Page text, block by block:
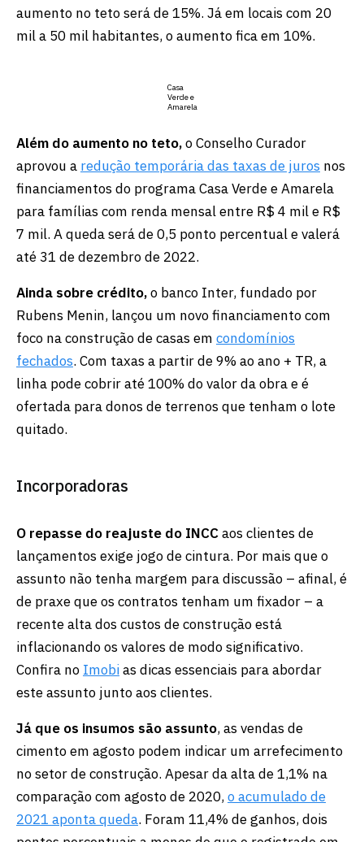
aumento no teto será de 15%. Já em locais com 20
mil a 50 mil habitantes, o aumento fica em 10%.
Casa
Verde e
Amarela
Além do aumento no teto,o Conselho Curador
aprovou a redução temporária das taxas de juros nos
financiamentos do programa Casa Verde e Amarela
para famílias com renda mensal entre R$ 4 mil e R$
7 mil. A queda será de 0,5 ponto percentual e valerá
até 31 de dezembro de 2022.
Ainda sobre crédito,o banco Inter, fundado por
Rubens Menin, lançou um novo financiamento com
foco na construção de casas em condomínios
fechados. Com taxas a partir de 9% ao ano + TR, a
linha pode cobrir até 100% do valor da obra e é
ofertada para donos de terrenos que tenham o lote
quitado.
Incorporadoras
O repasse do reajuste do INCCaos clientes de
lançamentos exige jogo de cintura. Por mais que o
assunto não tenha margem para discussão – afinal, é
de praxe que os contratos tenham um fixador – a
recente alta dos custos de construção está
inflacionando os valores de modo significativo.
Confira no Imobias dicas essenciais para abordar
este assunto junto aos clientes.
Já que os insumos são assunto, as vendas de
cimento em agosto podem indicar um arrefecimento
no setor de construção. Apesar da alta de 1,1% na
comparação com agosto de 2020,o acumulado de
2021 aponta queda. Foram 11,4% de ganhos, dois